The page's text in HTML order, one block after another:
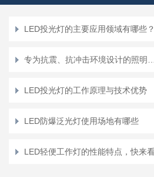
LED投光灯的主要应用领域有哪些？
LED投光灯的工作原理与技术优势
LED防爆泛光灯使用场地有哪些